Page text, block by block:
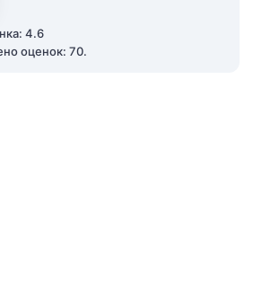
4.6
оценок: 70.